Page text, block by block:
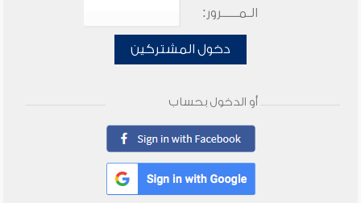
الـمـــــرور:
دخول المشتركين
أو الدخول بحساب